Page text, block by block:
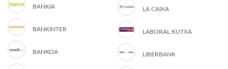
BANKIA
BANKINTER
BANKOA
LA CAIXA
LABORAL KUTXA
LIBERBANK